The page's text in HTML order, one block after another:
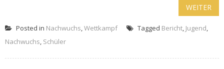
WEITER
Posted in Nachwuchs,Wettkampf Tagged Bericht, Jugend,
Nachwuchs, Schüler